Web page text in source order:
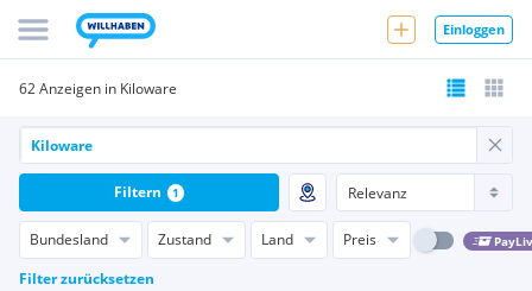
Einloggen
62 Anzeigen in Kiloware
Bundesland Zustand Land Preis
Filter zurücksetzen
Filtern 1